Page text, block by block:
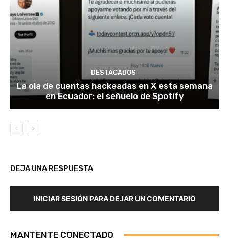
DESTACADOS
La ola de cuentas hackeadas en X esta semana
en Ecuador: el señuelo de Spotify
DEJA UNA RESPUESTA
INICIAR SESIÓN PARA DEJAR UN COMENTARIO
MANTENTE CONECTADO